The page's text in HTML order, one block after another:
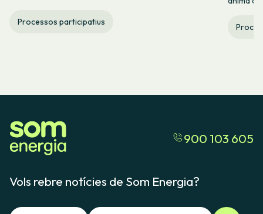
Processos participatius
900 103 605
Vols rebre notícies de Som Energia?